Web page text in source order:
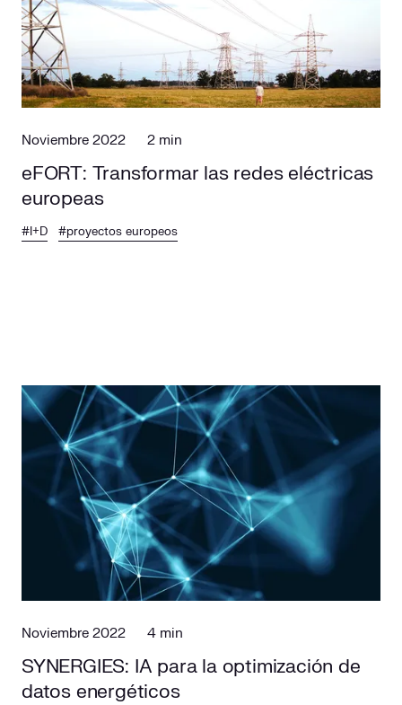
Responsabilidad social
Comercialización
Casos de éxito
Media
Noviembre 2022 2 min
eFORT: Transformar las redes eléctricas
europeas
#I+D #proyectos europeos
Noviembre 2022 4 min
SYNERGIES: IA para la optimización de
datos energéticos